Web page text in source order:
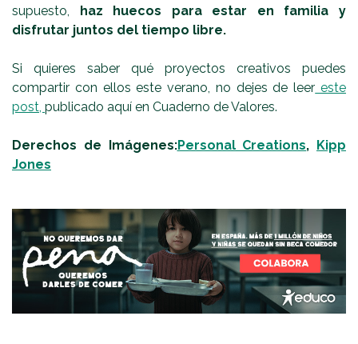
supuesto, haz huecos para estar en familia y
disfrutar juntos del tiempo libre.
Si quieres saber qué proyectos creativos puedes
compartir con ellos este verano, no dejes de leer este
post, publicado aquí en Cuaderno de Valores.
Derechos de Imágenes:Personal Creations, Kipp
Jones